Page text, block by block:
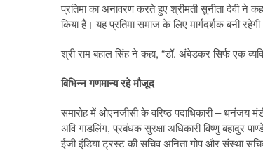
प्रतिमा का अनावरण करते हुए श्रीमती सुनीता देवी ने
किया है। यह प्रतिमा समाज के लिए मार्गदर्शक बनी
श्री राम बहाल सिंह ने कहा, “डॉ. अंबेडकर सिर्फ एक
विभिन्न गणमान्य रहे मौजूद
समारोह में ओएनजीसी के वरिष्ठ पदाधिकारी – धनंजय
अवि गाडलिंग, प्रबंधक सुरक्षा अधिकारी विष्णु बहादुर
ईजी इंडिया ट्रस्ट की सचिव अनिता गोप और संस्था